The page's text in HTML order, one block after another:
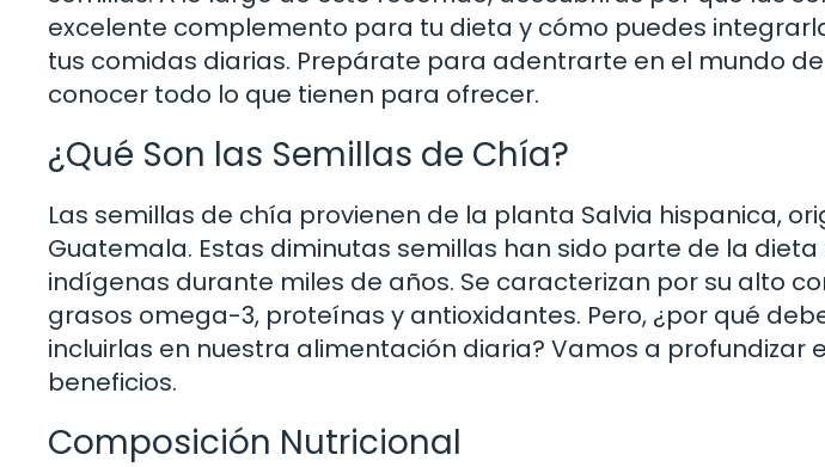
excelente complemento para tu dieta y cómo puedes
tus comidas diarias. Prepárate para adentrarte en el mundo
conocer todo lo que tienen para ofrecer.
¿Qué Son las Semillas de Chía?
Las semillas de chía provienen de la planta Salvia hispanica,
Guatemala. Estas diminutas semillas han sido parte de la dieta
indígenas durante miles de años. Se caracterizan por su alto
grasos omega-3, proteínas y antioxidantes. Pero, ¿por qué
incluirlas en nuestra alimentación diaria? Vamos a profundizar
beneficios.
Composición Nutricional